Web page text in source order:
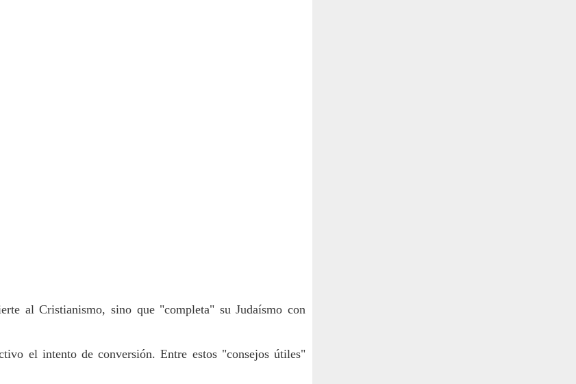
al Cristianismo, sino que "completa" su Judaísmo con
el intento de conversión. Entre estos "consejos útiles"